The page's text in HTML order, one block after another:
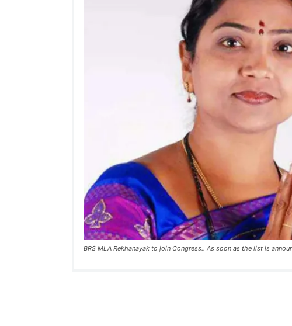
BRS MLA Rekhanayak to join Congress.. As soon as the list is